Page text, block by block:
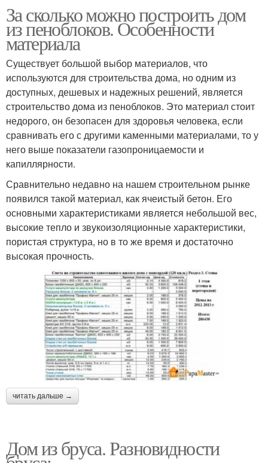
За сколько можно построить дом
из пеноблоков. Особенности
материала
Существует большой выбор материалов, что
используются для строительства дома, но одним из
доступных, дешевых и надежных решений, является
строительство дома из пеноблоков. Это материал стоит
недорого, он безопасен для здоровья человека, если
сравнивать его с другими каменными материалами, то у
него выше показатели газопроницаемости и
капиллярности.
Сравнительно недавно на нашем строительном рынке
появился такой материал, как ячеистый бетон. Его
основными характеристиками является небольшой вес,
высокие тепло и звукоизоляционные характеристики,
пористая структура, но в то же время и достаточно
высокая прочность.
читать дальше →
Дом из бруса. Разновидности